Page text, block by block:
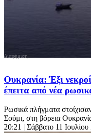
Ουκρανία: Έξι
έπειτα από νέα
Ρωσικά πλήγματα
Σούμι, στη βόρεια
20:21 | Σάββατο 11